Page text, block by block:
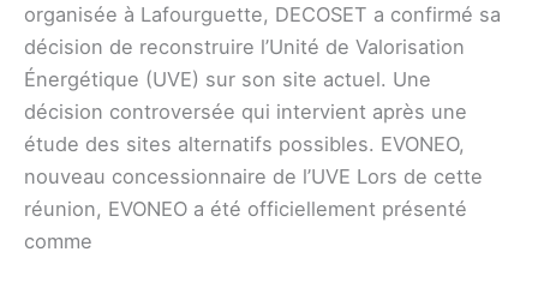
organisée à Lafourguette, DECOSET a confirmé sa
décision de reconstruire l’Unité de Valorisation
Énergétique (UVE) sur son site actuel. Une
décision controversée qui intervient après une
étude des sites alternatifs possibles. EVONEO,
nouveau concessionnaire de l’UVE Lors de cette
réunion, EVONEO a été officiellement présenté
comme